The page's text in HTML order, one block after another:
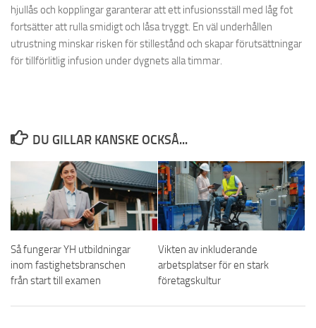
hjullås och kopplingar garanterar att ett infusionsställ med låg fot
fortsätter att rulla smidigt och låsa tryggt. En väl underhållen
utrustning minskar risken för stillestånd och skapar förutsättningar
för tillförlitlig infusion under dygnets alla timmar.
DU GILLAR KANSKE OCKSÅ...
Så fungerar YH utbildningar
inom fastighetsbranschen
från start till examen
Vikten av inkluderande
arbetsplatser för en stark
företagskultur